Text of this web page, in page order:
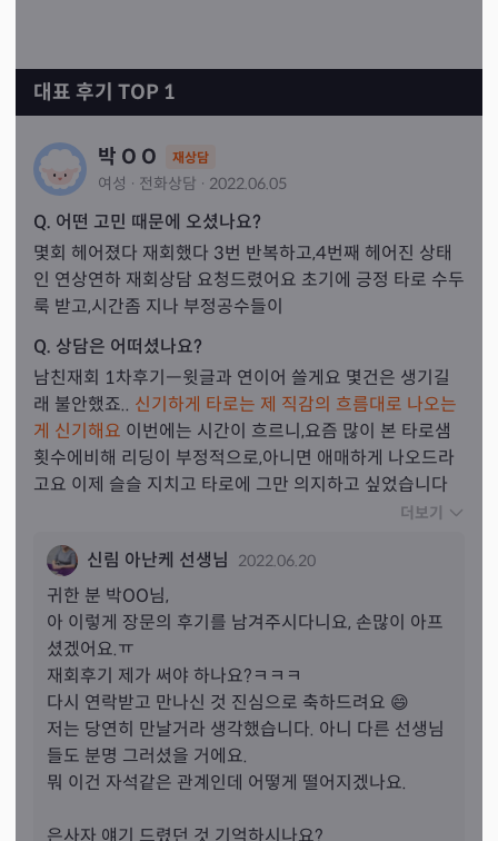
대표 후기 TOP 1
박 O O 재상담
여성 · 전화상담 · 2022.06.05
Q. 어떤 고민 때문에 오셨나요?
몇회 헤어졌다 재회했다 3번 반복하고,4번째 헤어진 상태
인 연상연하 재회상담 요청드렸어요 초기에 긍정 타로 수두
룩 받고,시간좀 지나 부정공수들이
Q. 상담은 어떠셨나요?
남친재회 1차후기ㅡ윗글과 연이어 쓸게요 몇건은 생기길
래 불안했죠.. 신기하게 타로는 제 직감의 흐름대로 나오는
게 신기해요 이번에는 시간이 흐르니,요즘 많이 본 타로샘
횟수에비해 리딩이 부정적으로,아니면 애매하게 나오드라
고요 이제 슬슬 지치고 타로에 그만 의지하고 싶었습니다
누가 확답좀줬으면 그냥 결론이 아닌 납득될만한 제 흐름
는 욕심이겠죠 15분이상 본것도 같고,게다가 재상담2~5회
는 기본였던듯 이제 마지막으로 보고싶다 하는 마음에 제
가 살던곳도 예전 신림이라,아난케샘한테 문의드렸어요 타
로는 리딩이 상황에따라 달리해석될수도 있어서 상황설명
드렸고 혼선되지않게,샘 생각을 넣지않고 카드리딩을 해주
셨어요 차분하게 다들어주셨고 이미 이 사연을 얘기도전에
카드는 재회,반복연속 아직 끊기지않은 인연,가족 카드가
나왔다 했습니다 그리고 몇번이고 질문에따라 리딩해주셨
고 그..진심이 느껴지더군요! 우리가 특별해서라는게 아니
외로운 감정이 같아, 서로가 확 부딪히더라도 서로만이 위
더보기
신림 아난케 선생님 2022.06.20
귀한 분 박OO님,
아 이렇게 장문의 후기를 남겨주시다니요, 손많이 아프
셨겠어요.ㅠ
재회후기 제가 써야 하나요?ㅋㅋㅋ
다시 연락받고 만나신 것 진심으로 축하드려요 😄
저는 당연히 만날거라 생각했습니다. 아니 다른 선생님
들도 분명 그러셨을 거에요.
뭐 이건 자석같은 관계인데 어떻게 떨어지겠나요.
은사자 얘기 드렸던 것 기억하시나요?